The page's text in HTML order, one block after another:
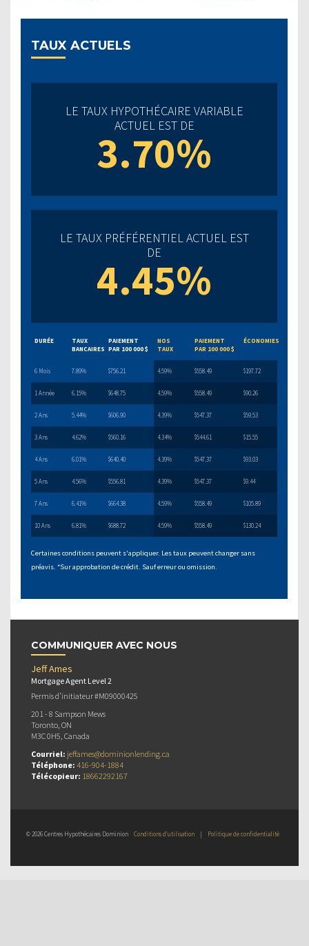
TAUX ACTUELS
LE TAUX HYPOTHÉCAIRE VARIABLE
ACTUEL EST DE
3.70%
LE TAUX PRÉFÉRENTIEL ACTUEL EST
DE
4.45%
DURÉE
TAUX
BANCAIRES
PAIEMENT
PAR 100 000 $
NOS
TAUX
PAIEMENT
PAR 100 000 $
ÉCONOMIES
6 Mois 7.89% $756.21 4.59% $558.49 $197.72
1 Année 6.15% $648.75 4.59% $558.49 $90.26
2 Ans 5.44% $606.90 4.39% $547.37 $59.53
3 Ans 4.62% $560.16 4.34% $544.61 $15.55
4 Ans 6.01% $640.40 4.39% $547.37 $93.03
5 Ans 4.56% $556.81 4.39% $547.37 $9.44
7 Ans 6.41% $664.38 4.59% $558.49 $105.89
10 Ans 6.81% $688.72 4.59% $558.49 $130.24
Certaines conditions peuvent s'appliquer. Les taux peuvent changer sans
préavis. *Sur approbation de crédit. Sauf erreur ou omission.
COMMUNIQUER AVEC NOUS
Jeff Ames
Mortgage Agent Level 2
Permis d’initiateur #M09000425
201 - 8 Sampson Mews
Toronto, ON
M3C 0H5, Canada
Courriel: jeffames@dominionlending.ca
Téléphone: 416-904-1884
Télécopieur: 18662292167
© 2026 Centres Hypothécaires Dominion Conditions d’utilisation | Politique de confidentialité